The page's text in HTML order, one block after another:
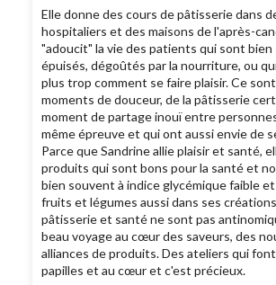
Elle donne des cours de pâtisserie dans
hospitaliers et des maisons de l'après-
"adoucit" la vie des patients qui sont
épuisés, dégoûtés par la nourriture, ou
plus trop comment se faire plaisir. Ce
moments de douceur, de la pâtisserie
moment de partage inouï entre
même épreuve et qui ont aussi envie de
Parce que Sandrine allie plaisir et santé,
produits qui sont bons pour la santé et
bien souvent à indice glycémique faible
fruits et légumes aussi dans ses
pâtisserie et santé ne sont pas
beau voyage au cœur des saveurs, des
alliances de produits. Des ateliers qui
papilles et au cœur et c'est précieux.